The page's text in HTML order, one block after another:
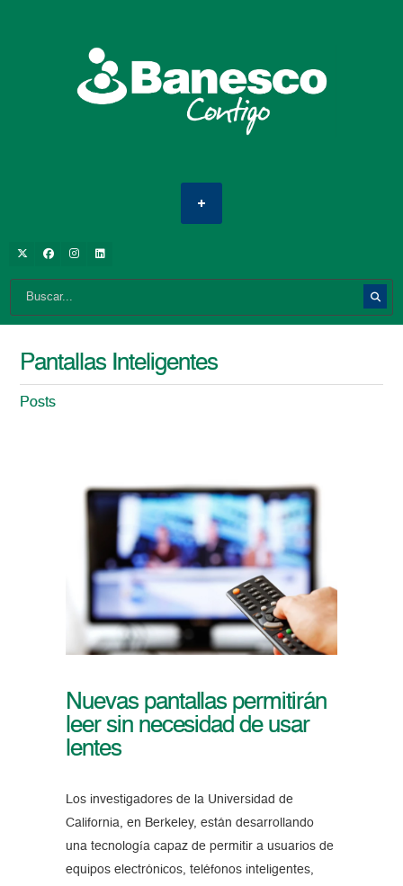
Pantallas Inteligentes
Posts
Nuevas pantallas permitirán
leer sin necesidad de usar
lentes
Los investigadores de la Universidad de
California, en Berkeley, están desarrollando
una tecnología capaz de permitir a usuarios de
equipos electrónicos, teléfonos inteligentes,